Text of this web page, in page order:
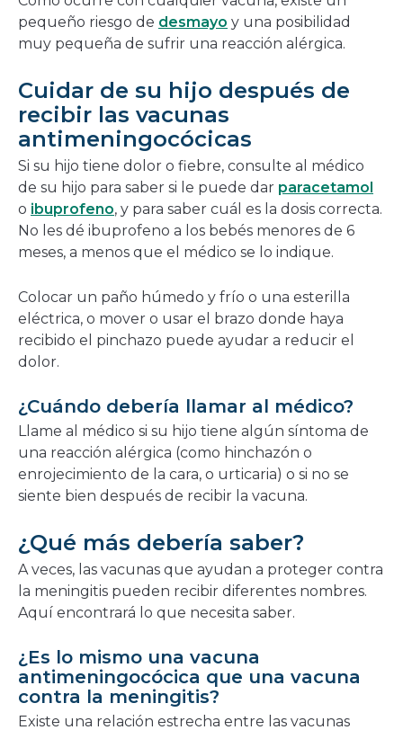
pequeño riesgo de desmayo y una posibilidad
muy pequeña de sufrir una reacción alérgica.
Cuidar de su hijo después de
recibir las vacunas
antimeningocócicas
Si su hijo tiene dolor o fiebre, consulte al médico
de su hijo para saber si le puede dar paracetamol
o ibuprofeno, y para saber cuál es la dosis correcta.
No les dé ibuprofeno a los bebés menores de 6
meses, a menos que el médico se lo indique.
Colocar un paño húmedo y frío o una esterilla
eléctrica, o mover o usar el brazo donde haya
recibido el pinchazo puede ayudar a reducir el
dolor.
¿Cuándo debería llamar al médico?
Llame al médico si su hijo tiene algún síntoma de
una reacción alérgica (como hinchazón o
enrojecimiento de la cara, o urticaria) o si no se
siente bien después de recibir la vacuna.
¿Qué más debería saber?
A veces, las vacunas que ayudan a proteger contra
la meningitis pueden recibir diferentes nombres.
Aquí encontrará lo que necesita saber.
¿Es lo mismo una vacuna
antimeningocócica que una vacuna
contra la meningitis?
Existe una relación estrecha entre las vacunas